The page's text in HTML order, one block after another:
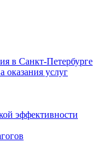
в Санкт-Петербурге
оказания услуг
эффективности